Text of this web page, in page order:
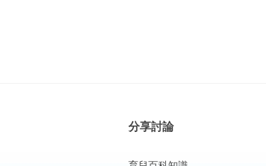
分享討論